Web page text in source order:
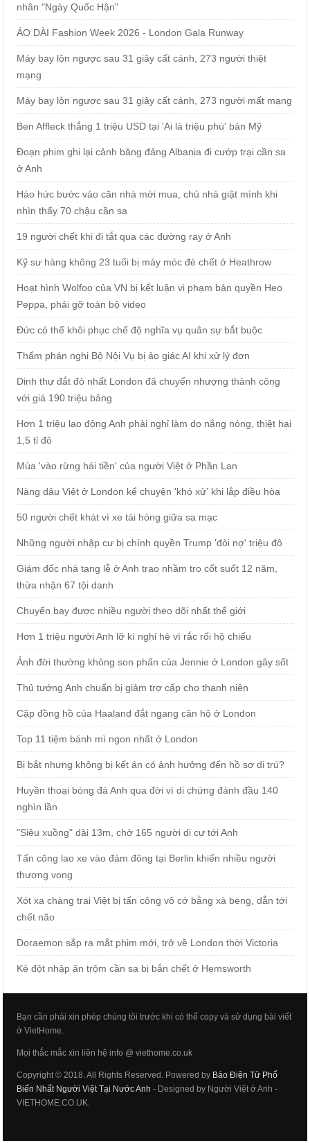
nhân "Ngày Quốc Hận"
ÁO DÀI Fashion Week 2026 - London Gala Runway
Máy bay lộn ngược sau 31 giây cất cánh, 273 người thiệt
mạng
Máy bay lộn ngược sau 31 giây cất cánh, 273 người mất mạng
Ben Affleck thắng 1 triệu USD tại 'Ai là triệu phú' bản Mỹ
Đoạn phim ghi lại cảnh băng đảng Albania đi cướp trại cần sa
ở Anh
Háo hức bước vào căn nhà mới mua, chủ nhà giật mình khi
nhìn thấy 70 chậu cần sa
19 người chết khi đi tắt qua các đường ray ở Anh
Kỹ sư hàng không 23 tuổi bị máy móc đè chết ở Heathrow
Hoạt hình Wolfoo của VN bị kết luận vi phạm bản quyền Heo
Peppa, phải gỡ toàn bộ video
Đức có thể khôi phục chế độ nghĩa vụ quân sự bắt buộc
Thẩm phán nghi Bộ Nội Vụ bị ảo giác AI khi xử lý đơn
Dinh thự đắt đỏ nhất London đã chuyển nhượng thành công
với giá 190 triệu bảng
Hơn 1 triệu lao động Anh phải nghỉ làm do nắng nóng, thiệt hại
1,5 tỉ đô
Mùa 'vào rừng hái tiền' của người Việt ở Phần Lan
Nàng dâu Việt ở London kể chuyện 'khó xử' khi lắp điều hòa
50 người chết khát vì xe tải hỏng giữa sa mạc
Những người nhập cư bị chính quyền Trump 'đòi nợ' triệu đô
Giám đốc nhà tang lễ ở Anh trao nhầm tro cốt suốt 12 năm,
thừa nhận 67 tội danh
Chuyến bay được nhiều người theo dõi nhất thế giới
Hơn 1 triệu người Anh lỡ kì nghỉ hè vì rắc rối hộ chiếu
Ảnh đời thường không son phấn của Jennie ở London gây sốt
Thủ tướng Anh chuẩn bị giảm trợ cấp cho thanh niên
Cặp đồng hồ của Haaland đắt ngang căn hộ ở London
Top 11 tiệm bánh mì ngon nhất ở London
Bị bắt nhưng không bị kết án có ảnh hưởng đến hồ sơ di trú?
Huyền thoại bóng đá Anh qua đời vì di chứng đánh đầu 140
nghìn lần
"Siêu xuồng" dài 13m, chở 165 người di cư tới Anh
Tấn công lao xe vào đám đông tại Berlin khiến nhiều người
thương vong
Xót xa chàng trai Việt bị tấn công vô cớ bằng xà beng, dẫn tới
chết não
Doraemon sắp ra mắt phim mới, trở về London thời Victoria
Kẻ đột nhập ăn trộm cần sa bị bắn chết ở Hemsworth
Bạn cần phải xin phép chúng tôi trước khi có thể copy và sử dụng bài viết
ở VietHome.
Mọi thắc mắc xin liên hệ info @ viethome.co.uk
Copyright © 2018. All Rights Reserved. Powered by Báo Điện Tử Phổ
Biến Nhất Người Việt Tại Nước Anh - Designed by Người Việt ở Anh -
VIETHOME.CO.UK.